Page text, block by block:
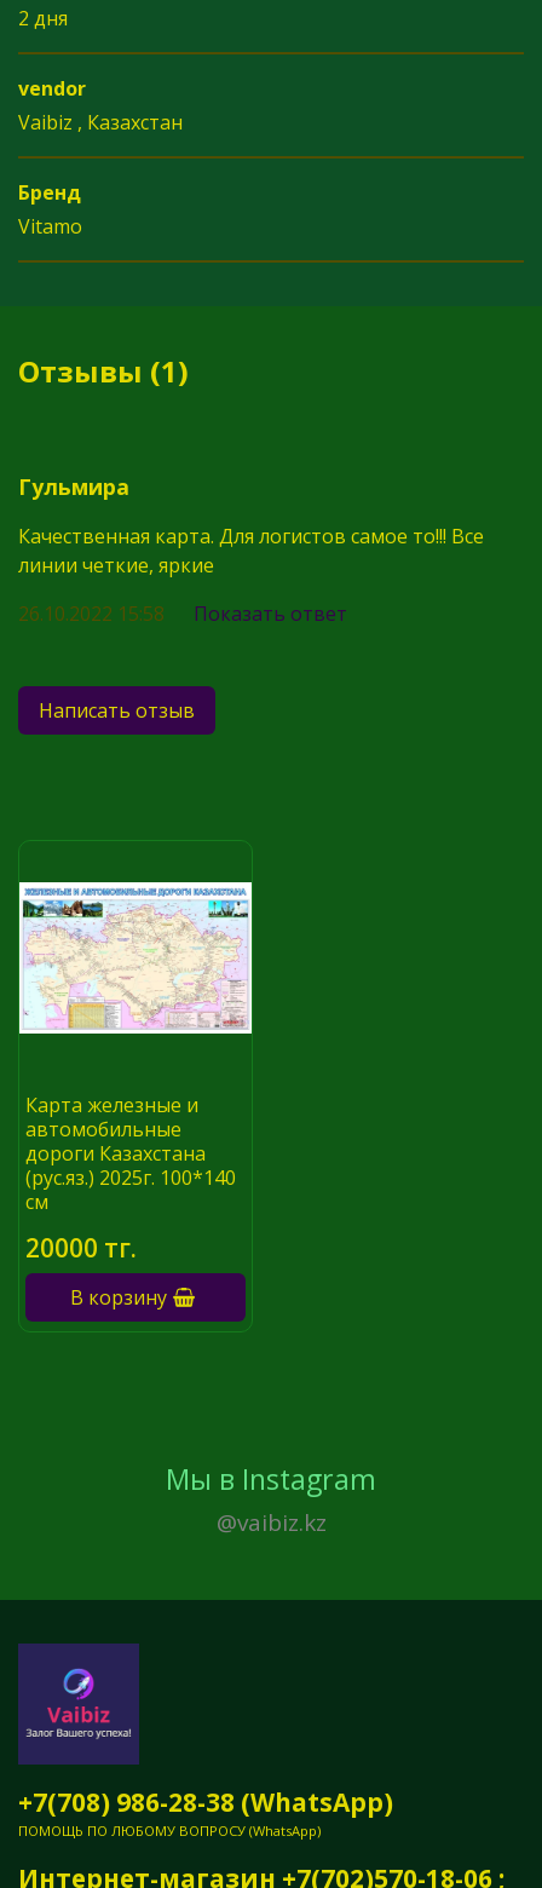
2 дня
vendor
Vaibiz , Казахстан
Бренд
Vitamo
Отзывы (1)
Гульмира
Качественная карта. Для логистов самое то!!! Все
линии четкие, яркие
26.10.2022 15:58
Показать ответ
Написать отзыв
Карта железные и
автомобильные
дороги Казахстана
(рус.яз.) 2025г. 100*140
см
20000 тг.
В корзину
Мы в Instagram
@vaibiz.kz
+7(708) 986-28-38 (WhatsApp)
ПОМОЩЬ ПО ЛЮБОМУ ВОПРОСУ (WhatsApp)
Интернет-магазин +7(702)570-18-06 ;